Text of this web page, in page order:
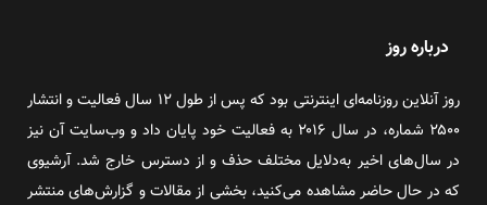
درباره روز
روز آنلاین روزنامه‌ای اینترنتی بود که پس از طول ۱۲ سال فعالیت و انتشار
۲۵۰۰ شماره، در سال ۲۰۱۶ به فعالیت خود پایان داد و وب‌سایت آن نیز
در سال‌های اخیر به‌دلایل مختلف حذف و از دسترس خارج شد. آرشیوی
که در حال حاضر مشاهده می‌کنید، بخشی از مقالات و گزارش‌های منتشر